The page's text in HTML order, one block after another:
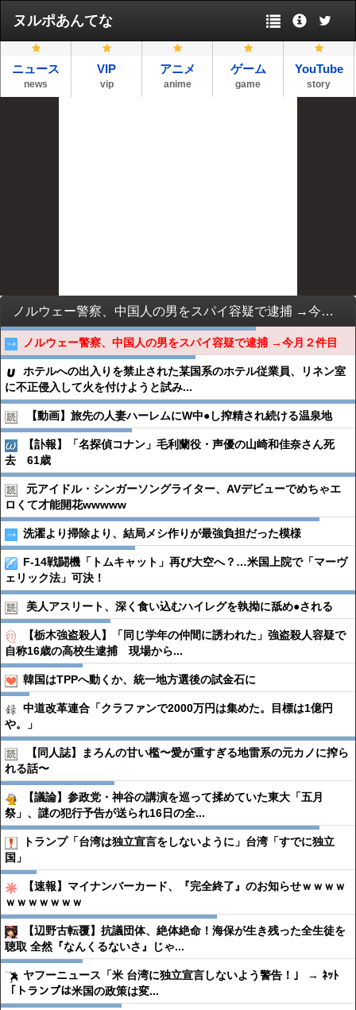
ヌルポあんてな
ニュース
news
VIP
vip
アニメ
anime
ゲーム
game
YouTube
story
ノルウェー警察、中国人の男をスパイ容疑で逮捕 →今月２件目
ノルウェー警察、中国人の男をスパイ容疑で逮捕 →今月２件目
ホテルへの出入りを禁止された某国系のホテル従業員、リネン室
に不正侵入して火を付けようと試み...
【動画】旅先の人妻ハーレムにW中●︎し搾精され続ける温泉地
【訃報】「名探偵コナン」毛利蘭役・声優の山崎和佳奈さん死
去 61歳
元アイドル・シンガーソングライター、AVデビューでめちゃエ
ロくて才能開花wwwww
洗濯より掃除より、結局メシ作りが最強負担だった模様
F-14戦闘機「トムキャット」再び大空へ？…米国上院で「マーヴ
ェリック法」可決！
美人アスリート、深く食い込むハイレグを執拗に舐め●︎される
【栃木強盗殺人】「同じ学年の仲間に誘われた」強盗殺人容疑で
自称16歳の高校生逮捕 現場から...
韓国はTPPへ動くか、統一地方選後の試金石に
中道改革連合「クラファンで2000万円は集めた。目標は1億円
や。」
【同人誌】まろんの甘い檻〜愛が重すぎる地雷系の元カノに搾ら
れる話〜
【議論】参政党・神谷の講演を巡って揉めていた東大「五月
祭」、謎の犯行予告が送られ16日の全...
トランプ「台湾は独立宣言をしないように」台湾「すでに独立
国」
【速報】マイナンバーカード、『完全終了』のお知らせｗｗｗｗ
ｗｗｗｗｗｗｗ
【辺野古転覆】抗議団体、絶体絶命！海保が生き残った全生徒を
聴取 全然『なんくるないさ』じゃ...
ヤフーニュース「米 台湾に独立宣言しないよう警告！」 → ﾈｯﾄ
「トランプは米国の政策は変...